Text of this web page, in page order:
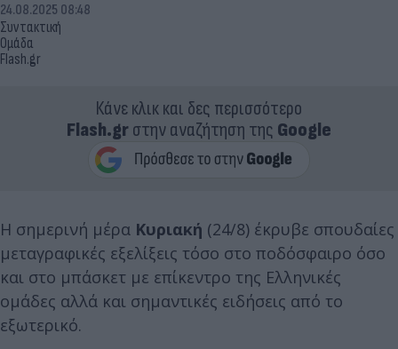
Συντακτική
Ομάδα
Flash.gr
24.08.2025 08:48
Κάνε κλικ και δες περισσότερο
Flash.grστην αναζήτηση της Google
H σημερινή μέρα Κυριακή (24/8) έκρυβε σπουδαίες
μεταγραφικές εξελίξεις τόσο στο ποδόσφαιρο όσο
και στο μπάσκετ με επίκεντρο της Ελληνικές
ομάδες αλλά και σημαντικές ειδήσεις από το
εξωτερικό.